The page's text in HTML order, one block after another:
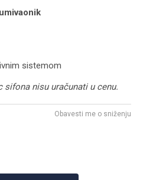
sistemom
sifona nisu uračunati u cenu.
Obavesti me o sniženju